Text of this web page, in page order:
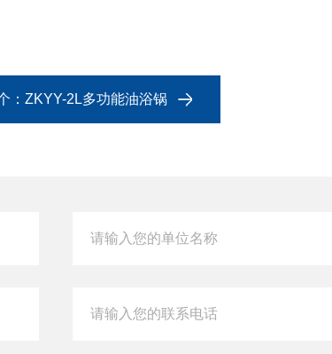
： ZKYY-2L多功能油浴锅